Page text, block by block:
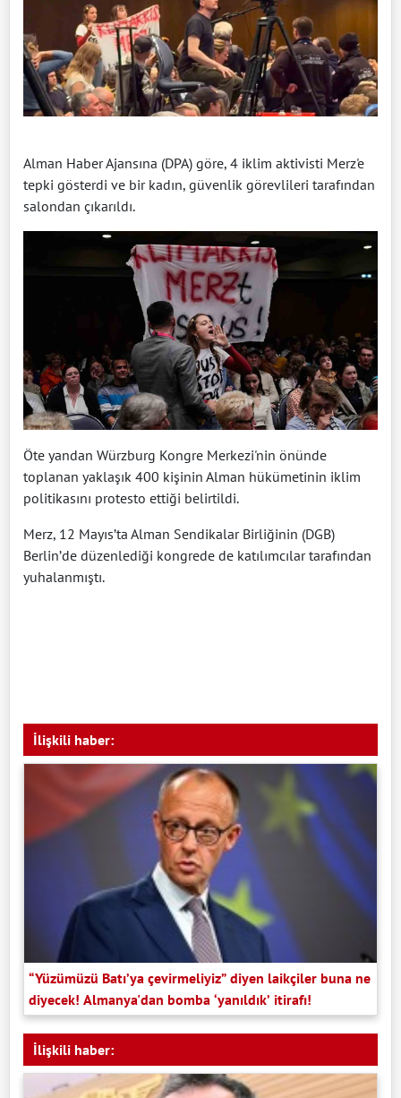
Alman Haber Ajansına (DPA) göre, 4 iklim aktivisti Merz'e
tepki gösterdi ve bir kadın, güvenlik görevlileri tarafından
salondan çıkarıldı.
Öte yandan Würzburg Kongre Merkezi'nin önünde
toplanan yaklaşık 400 kişinin Alman hükümetinin iklim
politikasını protesto ettiği belirtildi.
Merz, 12 Mayıs’ta Alman Sendikalar Birliğinin (DGB)
Berlin’de düzenlediği kongrede de katılımcılar tarafından
yuhalanmıştı.
İlişkili haber:
“Yüzümüzü Batı’ya çevirmeliyiz” diyen laikçiler buna ne
diyecek! Almanya'dan bomba ‘yanıldık’ itirafı!
İlişkili haber: